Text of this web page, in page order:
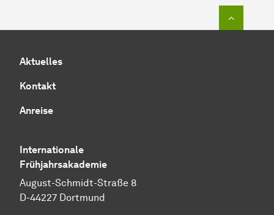
Aktuelles
Kontakt
Anreise
Internationale
Frühjahrsakademie
August-Schmidt-Straße 8
D-44227 Dortmund